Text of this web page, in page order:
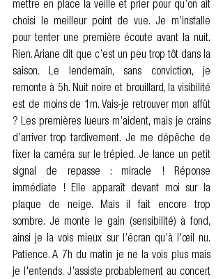
mettre en place la veille et prier pour qu’on ait
choisi le meilleur point de vue. Je m’installe
pour tenter une première écoute avant la nuit.
Rien. Ariane dit que c’est un peu trop tôt dans la
saison. Le lendemain, sans conviction, je
remonte à 5h. Nuit noire et brouillard, la visibilité
est de moins de 1m. Vais-je retrouver mon affût
? Les premières lueurs m’aident, mais je crains
d’arriver trop tardivement. Je me dépêche de
fixer la caméra sur le trépied. Je lance un petit
signal de repasse : miracle ! Réponse
immédiate ! Elle apparaît devant moi sur la
plaque de neige. Mais il fait encore trop
sombre. Je monte le gain (sensibilité) à fond,
ainsi je la vois mieux sur l’écran qu’à l'œil nu.
Patience. A 7h du matin je ne la vois plus mais
je l'entends. J’assiste probablement au concert